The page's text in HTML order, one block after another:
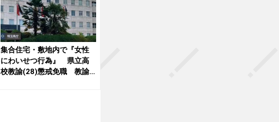
集合住宅・敷地内で『女性
にわいせつ行為』 県立高
校教諭(28)懲戒免職 教諭